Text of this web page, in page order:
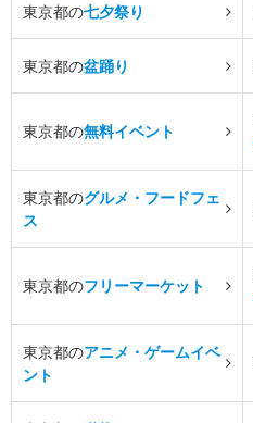
東京都の七夕祭り
東京都の盆踊り
東京都の無料イベント
東京都のグルメ・フードフェ
ス
東京都のフリーマーケット
東京都のアニメ・ゲームイベ
ント